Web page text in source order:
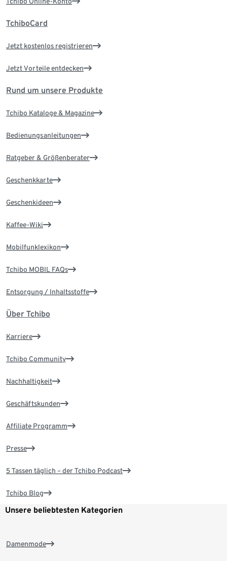
TchiboCard
Jetzt kostenlos registrieren
Jetzt Vorteile entdecken
Rund um unsere Produkte
Tchibo Kataloge & Magazine
Bedienungsanleitungen
Ratgeber & Größenberater
Geschenkkarte
Geschenkideen
Kaffee-Wiki
Mobilfunklexikon
Tchibo MOBIL FAQs
Entsorgung / Inhaltsstoffe
Über Tchibo
Karriere
Tchibo Community
Nachhaltigkeit
Geschäftskunden
Affiliate Programm
Presse
5 Tassen täglich – der Tchibo Podcast
Tchibo Blog
Unsere beliebtesten Kategorien
Damenmode